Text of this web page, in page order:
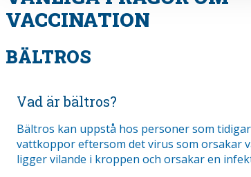
VACCINATION
BÄLTROS
Vad är bältros?
Bältros kan uppstå hos personer som
vattkoppor eftersom det virus som orsakar
ligger vilande i kroppen och orsakar en